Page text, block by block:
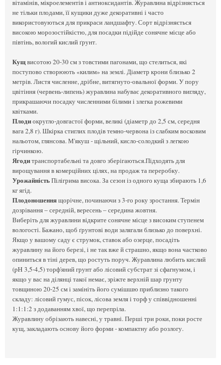
вітамінів, мікроелементів і антиоксидантів. Журавлина відрізняється
не тільки плодами, її кущики дуже декоративні і часто
використовуються для прикраси ландшафту. Сорт відрізняється
високою морозостійкістю, для посадки підійде сонячне місце або
півтінь, вологий кислий ґрунт.
Кущвисотою 20-30 см з товстими пагонами, що стелиться, які
поступово створюють «килим» на землі. Діаметр крони близько 2
метрів. Листя численне, дрібне, витягнуто-овальної форми. У пору
цвітіння (червень-липень) журавлина набуває декоративного вигляду,
прикрашаючи посадку численними білими і злегка рожевими
квітками.
Плодиокругло-довгастої форми, великі (діаметр до 2,5 см, середня
вага 2,8 г). Шкірка стиглих плодів темно-червона із слабким восковим
нальотом, глянсова. М'якуш - щільний, кисло-солодкий з легкою
гірчинкою.
Ягодитранспортабельні та довго зберігаються.Підходять для
вирощування в комерційних цілях, на продаж та переробку.
УрожайністьПілігрима висока. За сезон із одного куща збирають 1,6
кг ягід.
Плодоношеннящорічне, починаючи з 3-го року зростання. Термін
дозрівання – середній, вересень – середина жовтня.
Виберіть для журавлини відкрите сонячне місце з високим ступенем
вологості. Бажано, щоб ґрунтові води залягали близько до поверхні.
Якщо у вашому саду є струмок, ставок або озерце, посадіть
журавлину на його березі, і не так вже й страшно, якщо вона частково
опиниться в тіні дерев, що ростуть поруч. Журавлина любить кислий
(pH 3,5-4,5) торф'яний грунт або лісовий субстрат зі сфагнумом, і
якщо у вас на ділянці такої немає, зріжте верхній шар грунту
товщиною 20-25 см і замініть його сумішшю приблизно такого
складу: лісовий гумус, пісок, лісова земля і торф у співвідношенні
1:1:1:2 з додаванням хвої, що перепріла.
Журавлину обрізають навесні, у травні. Перші три роки, поки росте
кущ, закладають основу його форми - компактну або розлогу.